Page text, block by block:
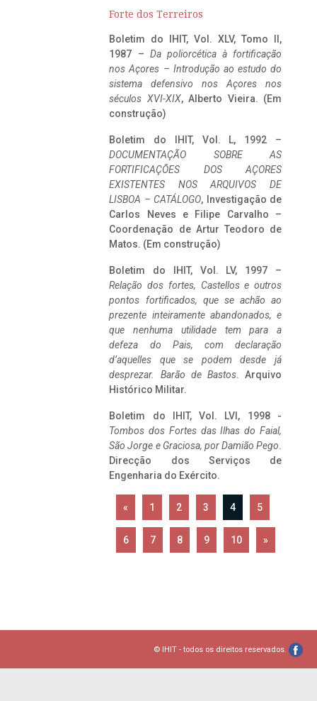
Forte dos Terreiros
Boletim do IHIT, Vol. XLV, Tomo II,
1987 – Da poliorcética à fortificação
nos Açores – Introdução ao estudo do
sistema defensivo nos Açores nos
séculos XVI-XIX, Alberto Vieira. (Em
construção)
Boletim do IHIT, Vol. L, 1992 –
DOCUMENTAÇÃO SOBRE AS
FORTIFICAÇÕES DOS AÇORES
EXISTENTES NOS ARQUIVOS DE
LISBOA – CATÁLOGO, Investigação de
Carlos Neves e Filipe Carvalho –
Coordenação de Artur Teodoro de
Matos. (Em construção)
Boletim do IHIT, Vol. LV, 1997 –
Relação dos fortes, Castellos e outros
pontos fortificados, que se achão ao
prezente inteiramente abandonados, e
que nenhuma utilidade tem para a
defeza do Pais, com declaração
d’aquelles que se podem desde já
desprezar. Barão de Bastos. Arquivo
Histórico Militar.
Boletim do IHIT, Vol. LVI, 1998 -
Tombos dos Fortes das Ilhas do Faial,
São Jorge e Graciosa, por Damião Pego.
Direcção dos Serviços de
Engenharia do Exército.
« 1 2 3 4 5
6 7 8 9 10 »
© IHIT - todos os direitos reservados.